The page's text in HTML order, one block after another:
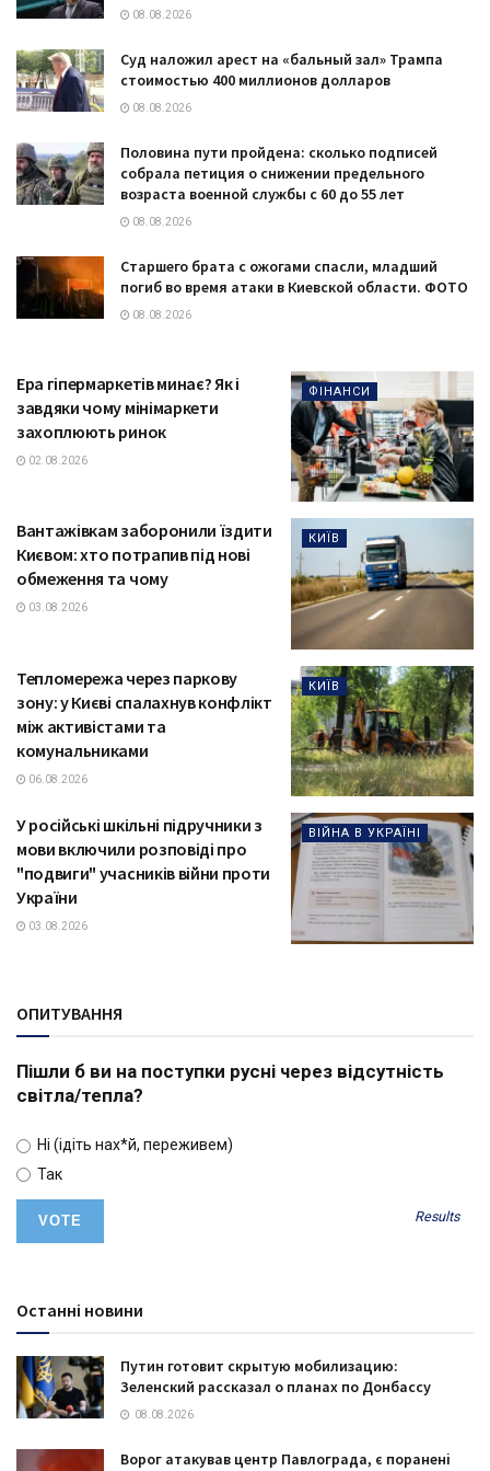
08.08.2026
Суд наложил арест на «бальный зал» Трампа
стоимостью 400 миллионов долларов
08.08.2026
Половина пути пройдена: сколько подписей
собрала петиция о снижении предельного
возраста военной службы с 60 до 55 лет
08.08.2026
Старшего брата с ожогами спасли, младший
погиб во время атаки в Киевской области. ФОТО
08.08.2026
ФІНАНСИ
Ера гіпермаркетів минає? Як і
завдяки чому мінімаркети
захоплюють ринок
02.08.2026
КИЇВ
Вантажівкам заборонили їздити
Києвом: хто потрапив під нові
обмеження та чому
03.08.2026
КИЇВ
Тепломережа через паркову
зону: у Києві спалахнув конфлікт
між активістами та
комунальниками
06.08.2026
ВІЙНА В УКРАЇНІ
У російські шкільні підручники з
мови включили розповіді про
"подвиги" учасників війни проти
України
03.08.2026
ОПИТУВАННЯ
Пішли б ви на поступки русні через відсутність
світла/тепла?
Ні (ідіть нах*й, переживем)
Так
Results
Останні новини
Путин готовит скрытую мобилизацию:
Зеленский рассказал о планах по Донбассу
08.08.2026
Ворог атакував центр Павлограда, є поранені